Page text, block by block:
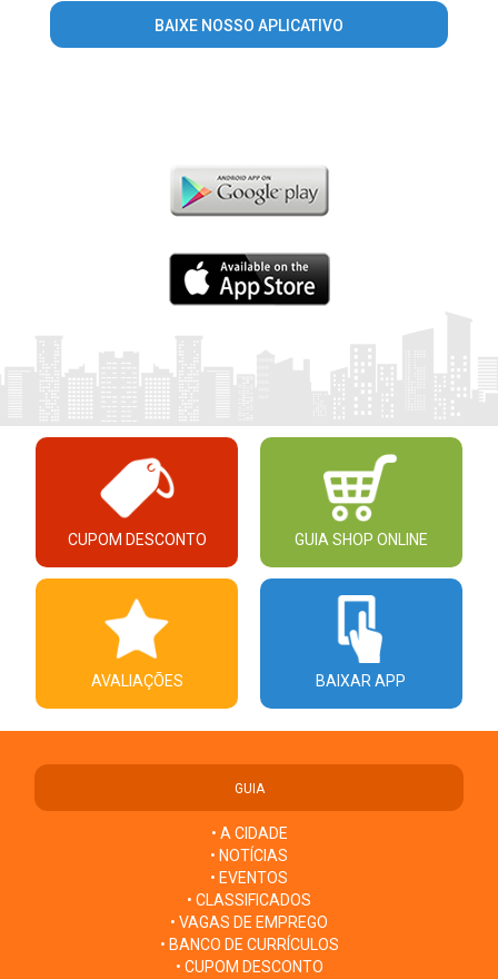
BAIXE NOSSO APLICATIVO
CUPOM DESCONTO GUIA SHOP ONLINE
AVALIAÇÕES BAIXAR APP
GUIA
• A CIDADE
• NOTÍCIAS
• EVENTOS
• CLASSIFICADOS
• VAGAS DE EMPREGO
• BANCO DE CURRÍCULOS
• CUPOM DESCONTO